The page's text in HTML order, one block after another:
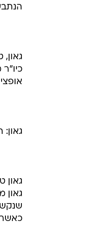
גאון:
גאון
גאון
כאשר